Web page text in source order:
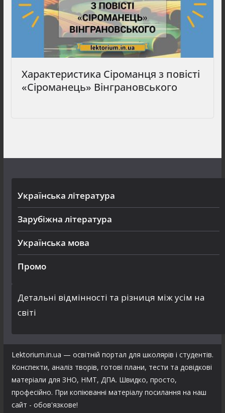
Характеристика Сіроманця з повісті
«Сіроманець» Вінграновського
Українська література
Зарубіжна література
Українська мова
Промо
Детальні відмінності та різниця між усім на
світі
Lektorium.in.ua — освітній портал для школярів і студентів.
Конспекти, аналіз творів, готові плани, тести та довідкові
матеріали для ЗНО, НМТ, ДПА. Швидко, просто,
професійно. При копіюванні матеріалу посилання на наш
сайт - обов'язкове!